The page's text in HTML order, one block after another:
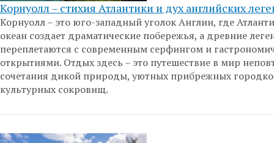
Корнуолл – стихия Атлантики и дух английских
Корнуолл – это юго-западный уголок Англии, где
океан создает драматические побережья, а древние
переплетаются с современным серфингом и
открытиями. Отдых здесь – это путешествие в мир
сочетания дикой природы, уютных прибрежных
культурных сокровищ.